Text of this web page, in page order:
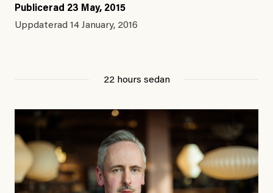
Publicerad 23 May, 2015
Uppdaterad 14 January, 2016
22 hours sedan